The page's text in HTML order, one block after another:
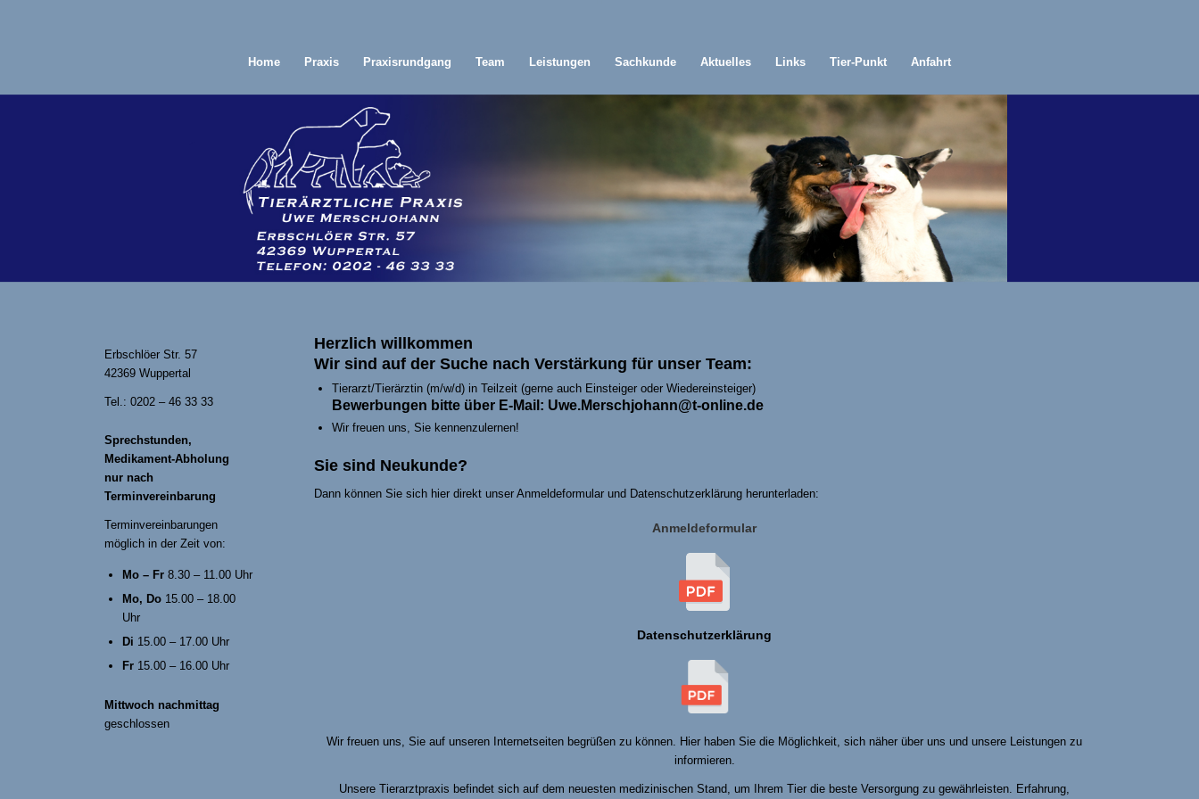
Home Praxis Praxisrundgang Team Leistungen Sachkunde Aktuelles Links Tier-Punkt Anfahrt
Erbschlöer Str. 57
42369 Wuppertal
Tel.: 0202 – 46 33 33
Sprechstunden,
Medikament-Abholung
nur nach
Terminvereinbarung
Terminvereinbarungen
möglich in der Zeit von:
Mo – Fr8.30 – 11.00 Uhr
Mo, Do 15.00 – 18.00
Uhr
Di 15.00 – 17.00 Uhr
Fr 15.00 – 16.00 Uhr
Mittwoch nachmittag
geschlossen
Herzlich willkommen
Wir sind auf der Suche nach Verstärkung für unser Team:
Tierarzt/Tierärztin (m/w/d) in Teilzeit (gerne auch Einsteiger oder Wiedereinsteiger)
Bewerbungen bitte über E-Mail: Uwe.Merschjohann@t-online.de
Wir freuen uns, Sie kennenzulernen!
Sie sind Neukunde?
Dann können Sie sich hier direkt unser Anmeldeformular und Datenschutzerklärung herunterladen:
Anmeldeformular
Datenschutzerklärung
Wir freuen uns, Sie auf unseren Internetseiten begrüßen zu können. Hier haben Sie die Möglichkeit, sich näher über uns und unsere Leistungen zu
informieren.
Unsere Tierarztpraxis befindet sich auf dem neuesten medizinischen Stand, um Ihrem Tier die beste Versorgung zu gewährleisten. Erfahrung,